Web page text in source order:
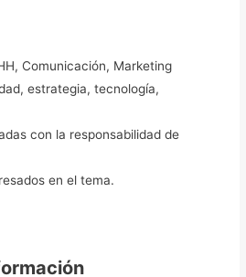
Comunicación, Marketing
estrategia, tecnología,
con la responsabilidad de
en el tema.